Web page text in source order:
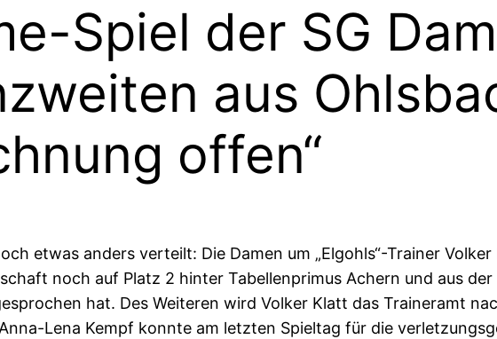
Spiel der SG
aus
offen“
etwas anders verteilt: Die Damen um „Elgohls“-Trainer
noch auf Platz 2 hinter Tabellenprimus Achern und aus
hat. Des Weiteren wird Volker Klatt das Traineramt
Lena Kempf konnte am letzten Spieltag für die